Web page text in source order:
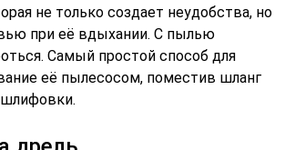
не только создает неудобства, но
при её вдыхании. С пылью
Самый простой способ для
её пылесосом, поместив шланг